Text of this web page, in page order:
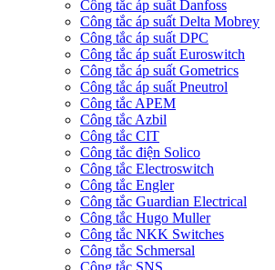
Công tắc áp suất Danfoss
Công tắc áp suất Delta Mobrey
Công tắc áp suất DPC
Công tắc áp suất Euroswitch
Công tắc áp suất Gometrics
Công tắc áp suất Pneutrol
Công tắc APEM
Công tắc Azbil
Công tắc CIT
Công tắc điện Solico
Công tắc Electroswitch
Công tắc Engler
Công tắc Guardian Electrical
Công tắc Hugo Muller
Công tắc NKK Switches
Công tắc Schmersal